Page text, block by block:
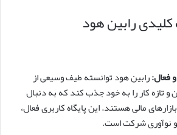
رابین هود
فعال:رابین هود توانسته طیف وسیعی از
و تازه کار را به خود جذب کند که به دنبال
مالی هستند. این پایگاه کاربری فعال،
نوآوری شرکت است.